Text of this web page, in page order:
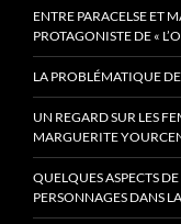
ENTRE PARACELSE ET
PROTAGONISTE DE «
LA PROBLÉMATIQUE
UN REGARD SUR LES
MARGUERITE
QUELQUES ASPECTS
PERSONNAGES DANS